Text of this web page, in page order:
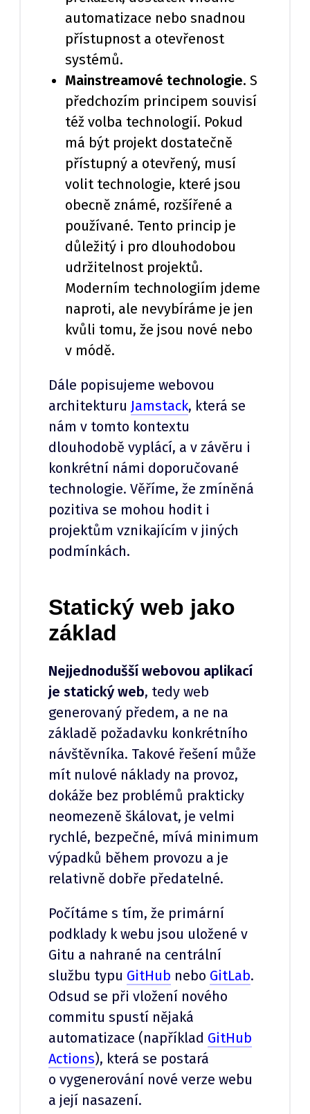
automatizace nebo snadnou
přístupnost a otevřenost
systémů.
Mainstreamové technologie. S
předchozím principem souvisí
též volba technologií. Pokud
má být projekt dostatečně
přístupný a otevřený, musí
volit technologie, které jsou
obecně známé, rozšířené a
používané. Tento princip je
důležitý i pro dlouhodobou
udržitelnost projektů.
Moderním technologiím jdeme
naproti, ale nevybíráme je jen
kvůli tomu, že jsou nové nebo
v módě.
Dále popisujeme webovou
architekturu Jamstack, která se
nám v tomto kontextu
dlouhodobě vyplácí, a v závěru i
konkrétní námi doporučované
technologie. Věříme, že zmíněná
pozitiva se mohou hodit i
projektům vznikajícím v jiných
podmínkách.
Statický web jako
základ
Nejjednodušší webovou aplikací
je statický web, tedy web
generovaný předem, a ne na
základě požadavku konkrétního
návštěvníka. Takové řešení může
mít nulové náklady na provoz,
dokáže bez problémů prakticky
neomezeně škálovat, je velmi
rychlé, bezpečné, mívá minimum
výpadků během provozu a je
relativně dobře předatelné.
Počítáme s tím, že primární
podklady k webu jsou uložené v
Gitu a nahrané na centrální
službu typu GitHub nebo GitLab.
Odsud se při vložení nového
commitu spustí nějaká
automatizace (například GitHub
Actions), která se postará
o vygenerování nové verze webu
a její nasazení.